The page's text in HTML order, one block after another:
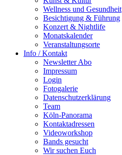
Wellness und Gesundheit
Besichtigung & Führung
Konzert & Nightlife
Monatskalender
Veranstaltungsorte
Info / Kontakt
Newsletter Abo
Impressum
Login
Fotogalerie
Datenschutzerklärung
Team
Köln-Panorama
Kontaktadressen
Videoworkshop
Bands gesucht
Wir suchen Euch